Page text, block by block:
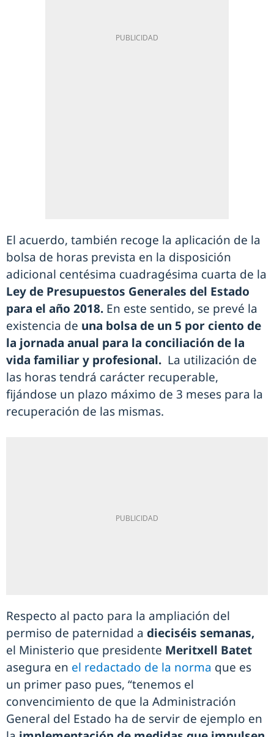
El acuerdo, también recoge la aplicación de la
bolsa de horas prevista en la disposición
adicional centésima cuadragésima cuarta de la
Ley de Presupuestos Generales del Estado
para el año 2018. En este sentido, se prevé la
existencia de una bolsa de un 5 por ciento de
la jornada anual para la conciliación de la
vida familiar y profesional. La utilización de
las horas tendrá carácter recuperable,
fijándose un plazo máximo de 3 meses para la
recuperación de las mismas.
Respecto al pacto para la ampliación del
permiso de paternidad a dieciséis semanas,
el Ministerio que presidente Meritxell Batet
asegura en el redactado de la norma que es
un primer paso pues, “tenemos el
convencimiento de que la Administración
General del Estado ha de servir de ejemplo en